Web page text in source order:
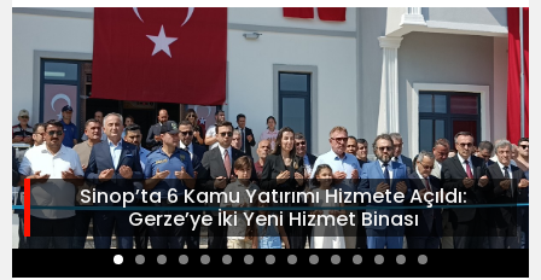
Sinop’ta 6 Kamu Yatırımı Hizmete Açıldı:
Gerze’ye İki Yeni Hizmet Binası